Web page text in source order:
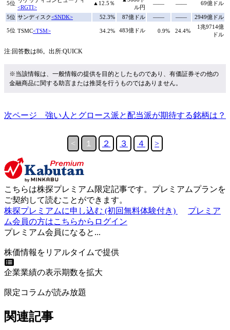
5位
<RGTI>
▲12.5％
ル円
―― ―― 69億ドル
5位 サンディスク<SNDK> 52.3% 87億ドル ―― ―― 2949億ドル
5位 TSMC<TSM> 34.2% 483億ドル 0.9% 24.4%
1兆9714億
ドル
注:回答数は86。出所:QUICK
※当該情報は、一般情報の提供を目的としたものであり、有価証券その他の
金融商品に関する助言または推奨を行うものではありません。
次ページ 強い人とグロース派と配当派が期待する銘柄は？
< １ ２ ３ ４ >
こちらは株探プレミアム限定記事です。プレミアムプランを
ご契約して読むことができます。
株探プレミアムに申し込む (初回無料体験付き)
プレミア
ム会員の方はこちらからログイン
プレミアム会員になると...
株価情報をリアルタイムで提供
企業業績の表示期数を拡大
限定コラムが読み放題
関連記事